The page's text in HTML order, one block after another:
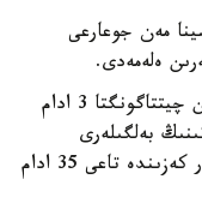
مەن جوعارعى
ەلەمەدى.
اۋرۋحانا ديرەكتورى موحامماد تاسليمۋددين چيتتاگونگتا 3 ادام
بەلگىلەرى
تابىلعانىن، پورت قالاسىنداعى قاقتىعىستار كەزىندە تاعى 35 ادام